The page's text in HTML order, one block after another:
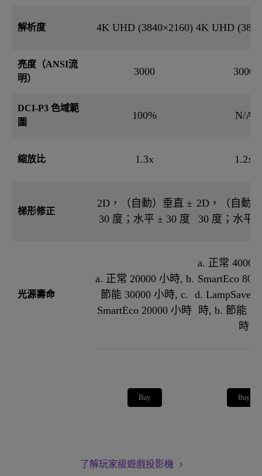
解析度 4K UHD (3840×2160) 4K UHD
亮度（ANSI流
明）
3000 3000
DCI-P3 色域範
圍
100% N/A
縮放比 1.3x 1.2x
梯形修正
2D，（自動）垂直 ±
30 度；水平 ± 30 度‎
2D，（自動
30 度；水平
光源壽命
a. 正常 20000 小時, b.
節能 30000 小時, c.
SmartEco 20000 小時
a. 正常 4000
SmartEco
d. LampSave
時, b. 節能
時
Buy Buy
了解玩家級遊戲投影機